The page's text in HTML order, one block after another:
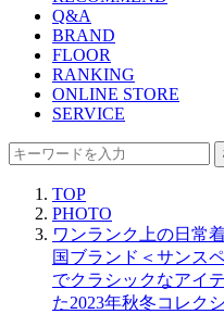
Q&A
BRAND
FLOOR
RANKING
ONLINE STORE
SERVICE
TOP
PHOTO
ワンランク上の日常
国ブランド＜サンス
でクラシックなアイ
た2023年秋冬コレク